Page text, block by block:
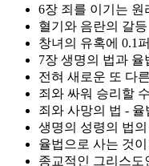
6장 죄를 이기는 원
혈기와 음란의 갈등
창녀의 유혹에 0.1
7장 생명의 법과 율
전혀 새로운 또 다
죄와 싸워 승리할
죄와 사망의 법 - 율
생명의 성령의 법의
율법으로 사는 것
종교적인 그리스도